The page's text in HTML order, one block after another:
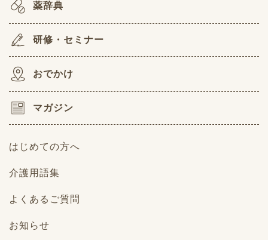
薬辞典
研修・セミナー
おでかけ
マガジン
はじめての方へ
介護用語集
よくあるご質問
お知らせ